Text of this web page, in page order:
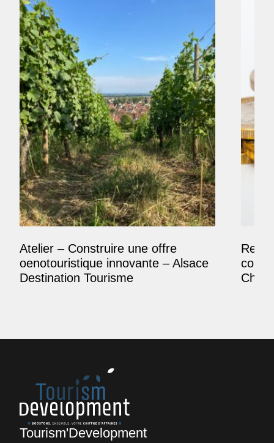
Atelier – Construire une offre
oenotouristique innovante – Alsace
Destination Tourisme
Tourism'Development